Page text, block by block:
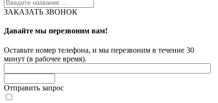
ЗАКАЗАТЬ ЗВОНОК
Давайте мы перезвоним вам!
Оставьте номер телефона, и мы перезвоним в течение 30
минут (в рабочее время).
Отправить запрос